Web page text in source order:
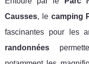
Causses, le camping
fascinantes pour les
randonnées